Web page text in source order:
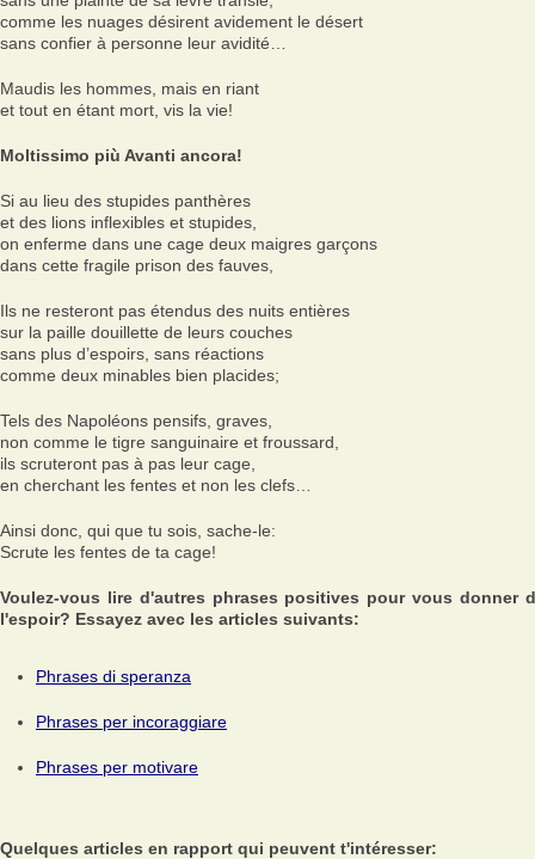
comme les nuages désirent avidement le désert
sans confier à personne leur avidité…
Maudis les hommes, mais en riant
et tout en étant mort, vis la vie!
Moltissimo più Avanti ancora!
Si au lieu des stupides panthères
et des lions inflexibles et stupides,
on enferme dans une cage deux maigres garçons
dans cette fragile prison des fauves,
Ils ne resteront pas étendus des nuits entières
sur la paille douillette de leurs couches
sans plus d’espoirs, sans réactions
comme deux minables bien placides;
Tels des Napoléons pensifs, graves,
non comme le tigre sanguinaire et froussard,
ils scruteront pas à pas leur cage,
en cherchant les fentes et non les clefs…
Ainsi donc, qui que tu sois, sache-le:
Scrute les fentes de ta cage!
Voulez-vous lire d'autres phrases positives pour vous donner
l'espoir? Essayez avec les articles suivants:
Phrases di speranza
Phrases per incoraggiare
Phrases per motivare
Quelques articles en rapport qui peuvent t'intéresser: